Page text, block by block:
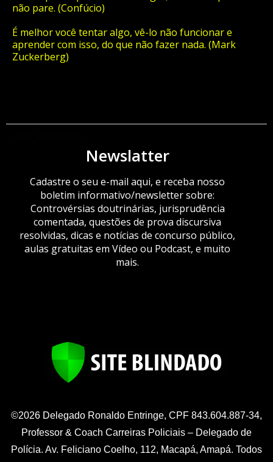
não pare. (Confúcio)
É melhor você tentar algo, vê-lo não funcionar e
aprender com isso, do que não fazer nada. (Mark
Zuckerberg)
Newslatter
Cadastre o seu e-mail aqui, e receba nosso
boletim informativo/newsletter sobre:
Controvérsias doutrinárias, jurisprudência
comentada, questões de prova discursiva
resolvidas, dicas e notícias de concurso público,
aulas gratuitas em Vídeo ou Podcast, e muito
mais.
©2026 Delegado Ronaldo Entringe, CPF 843.604.887-34,
Professor & Coach Carreiras Policiais – Delegado de
Polícia. Av. Feliciano Coelho, 112, Macapá, Amapá. Todos